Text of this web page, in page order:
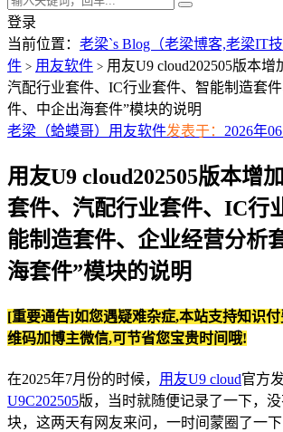
登录
当前位置： 老梁`s Blog（老梁博客,老梁IT技
件 > 用友软件 > 用友U9 cloud202505版本增
汽配行业套件、IC行业套件、智能制造套
件、中企出海套件”模块的说明
老梁（蛤蟆哥） 用友软件发表于： 2026年
用友U9 cloud202505版本增
套件、汽配行业套件、IC行
能制造套件、企业经营分析
海套件”模块的说明
[重要通告]如您遇疑难杂症,本站支持知识
维码加博主微信,可节省您宝贵时间哦!
在2025年7月份的时候， 用友U9 cloud官方
U9C202505版，当时就随便记录了一下，
块，这两天有网友来问，一时间蒙圈了一